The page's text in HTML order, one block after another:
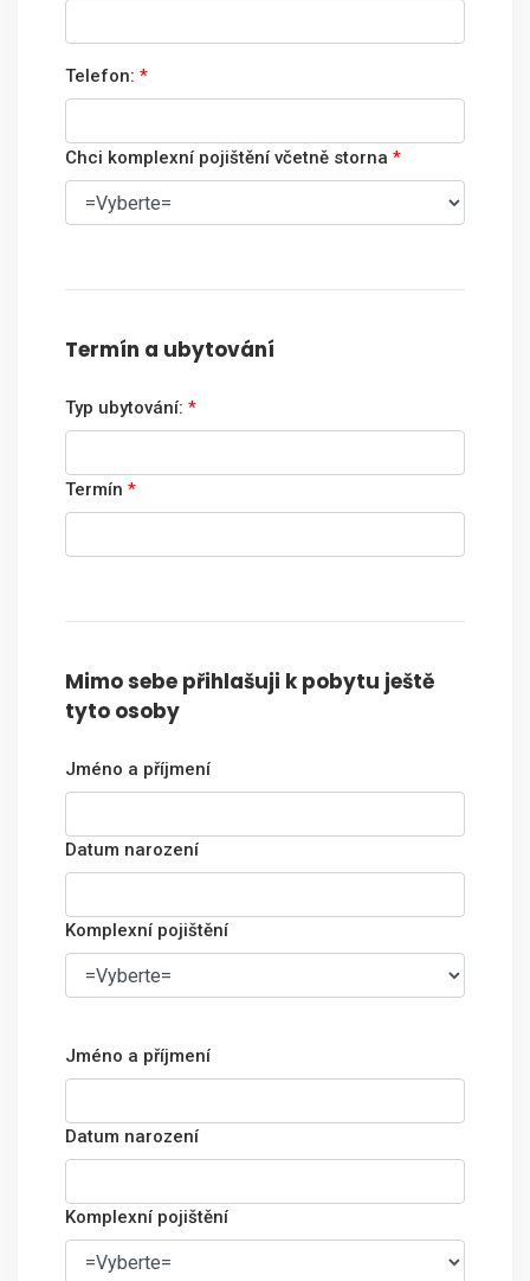
Telefon: *
Chci komplexní pojištění včetně storna *
Termín a ubytování
Typ ubytování: *
Termín *
Mimo sebe přihlašuji k pobytu ještě
tyto osoby
Jméno a příjmení
Datum narození
Komplexní pojištění
Jméno a příjmení
Datum narození
Komplexní pojištění